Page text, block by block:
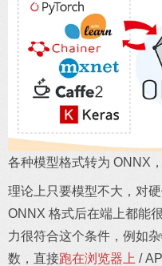
各种模型格式转为 ONNX
理论上只要模型不大，对
ONNX 格式后在端上都能
力很符合这个条件，例如
数，直接跑在浏览器上 /